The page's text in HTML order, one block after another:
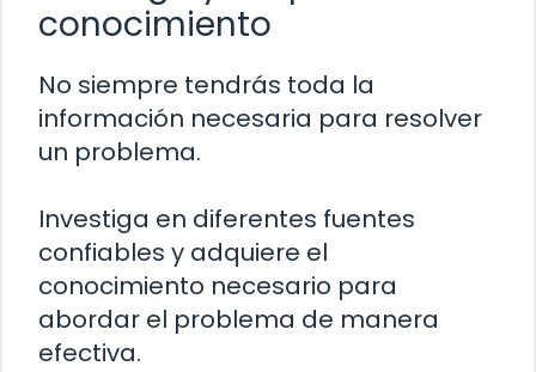
conocimiento
No siempre tendrás toda la
información necesaria para resolver
un problema.
Investiga en diferentes fuentes
confiables y adquiere el
conocimiento necesario para
abordar el problema de manera
efectiva.